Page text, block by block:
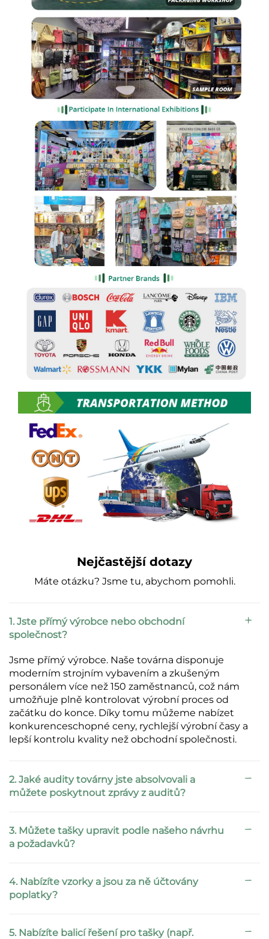
Nejčastější dotazy
Máte otázku? Jsme tu, abychom pomohli.
1. Jste přímý výrobce nebo obchodní
společnost?
Jsme přímý výrobce. Naše továrna disponuje
moderním strojním vybavením a zkušeným
personálem více než 150 zaměstnanců, což nám
umožňuje plně kontrolovat výrobní proces od
začátku do konce. Díky tomu můžeme nabízet
konkurenceschopné ceny, rychlejší výrobní časy a
lepší kontrolu kvality než obchodní společnosti.
2. Jaké audity továrny jste absolvovali a
můžete poskytnout zprávy z auditů?
3. Můžete tašky upravit podle našeho návrhu
a požadavků?
4. Nabízíte vzorky a jsou za ně účtovány
poplatky?
5. Nabízíte balicí řešení pro tašky (např.